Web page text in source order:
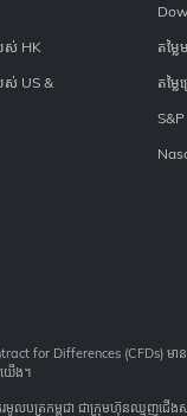
ស់ HK
ស់ US &
តម្ល
តម្លៃ
for Differences
ើង។
រមូលបត្រកម្ពុជា ជាក្រុមហ៊ុនឈ្មួញ